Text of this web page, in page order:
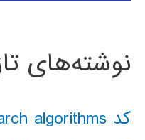
نوشته‌های
کد classical AI search algorithms